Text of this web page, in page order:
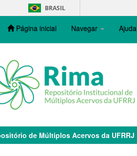
BRASIL
Página inicial Navegar Ajuda
de Múltiplos Acervos da UFRRJ